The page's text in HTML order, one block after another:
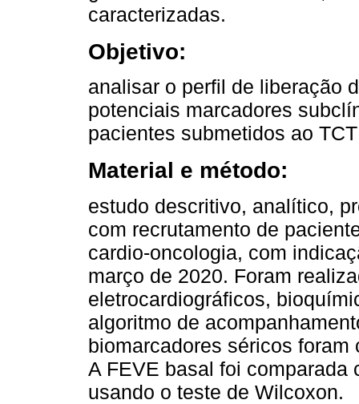
caracterizadas.
Objetivo:
analisar o perfil de liberação
potenciais marcadores
pacientes submetidos ao
Material e método:
estudo descritivo, analítico,
com recrutamento de
cardio-oncologia, com
março de 2020. Foram
eletrocardiográficos,
algoritmo de
biomarcadores séricos
A FEVE basal foi comparada
usando o teste de Wilcoxon.